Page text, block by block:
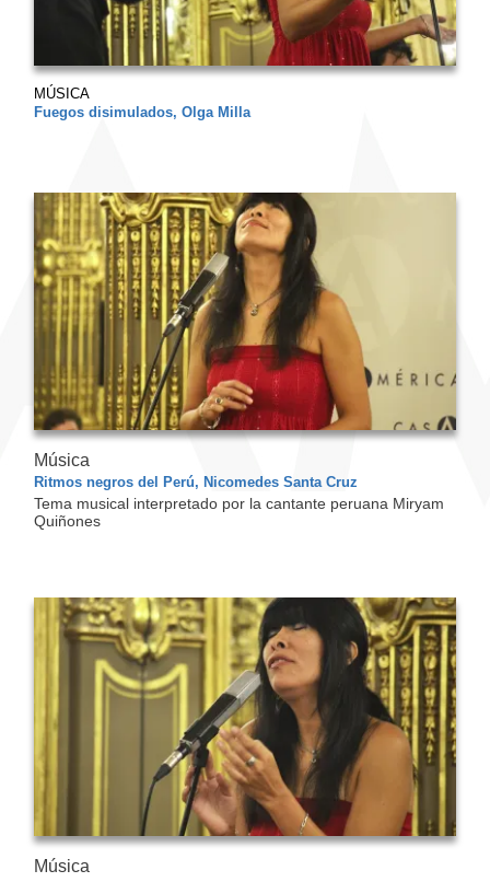
MÚSICA
Fuegos disimulados, Olga Milla
Música
Ritmos negros del Perú, Nicomedes Santa Cruz
Tema musical interpretado por la cantante peruana Miryam
Quiñones
Música